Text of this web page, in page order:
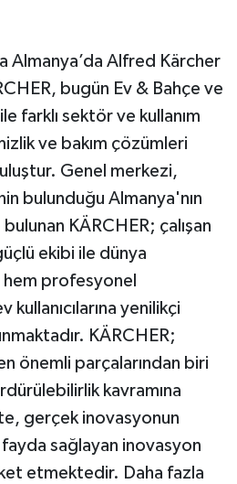
Almanya’da Alfred Kärcher
bugün Ev & Bahçe ve
farklı sektör ve kullanım
ve bakım çözümleri
Genel merkezi,
bulunduğu Almanya'nın
KÄRCHER; çalışan
ekibi ile dünya
profesyonel
kullanıcılarına yenilikçi
KÄRCHER;
önemli parçalarından biri
kavramına
gerçek inovasyonun
sağlayan inovasyon
etmektedir. Daha fazla